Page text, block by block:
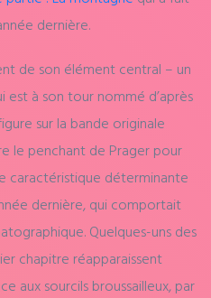
dernière.
de son élément central – un
à son tour nommé d’après
sur la bande originale
le penchant de Prager pour
caractéristique déterminante
dernière, qui comportait
Quelques-uns des
chapitre réapparaissent
aux sourcils broussailleux, par